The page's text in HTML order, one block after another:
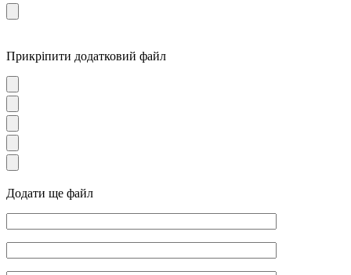
Прикріпити додатковий файл
Додати ще файл